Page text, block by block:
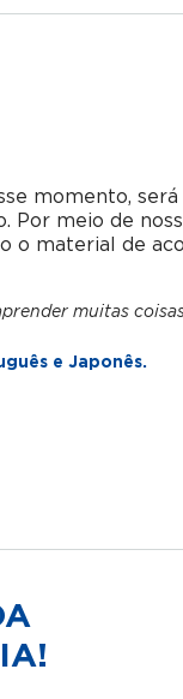
momento,
Por meio de
o material de
muitas
e Japonês.